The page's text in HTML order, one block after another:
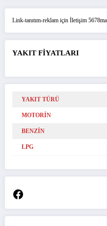
Link-tanıtım-reklam için İletişim
YAKIT FİYATLARI
YAKIT TÜRÜ
MOTORİN
BENZİN
LPG
Facebook